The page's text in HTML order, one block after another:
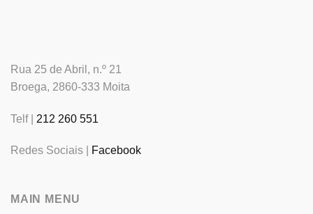
Rua 25 de Abril, n.º 21
Broega, 2860-333 Moita
Telf | 212 260 551
Redes Sociais | Facebook
MAIN MENU